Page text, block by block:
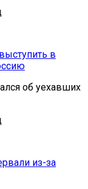
в
об уехавших
из-за